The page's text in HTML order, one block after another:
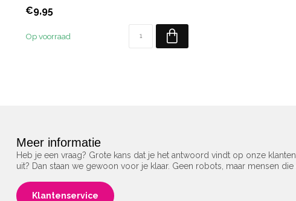
€9,95
Op voorraad
Meer informatie
Heb je een vraag? Grote kans dat je het antwoord vindt op onze
uit? Dan staan we gewoon voor je klaar. Geen robots, maar mensen
Klantenservice